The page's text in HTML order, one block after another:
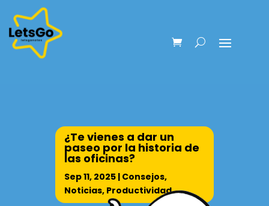
¿Te vienes a dar un
paseo por la historia de
las oficinas?
Sep 11, 2025| Consejos,
Noticias, Productividad